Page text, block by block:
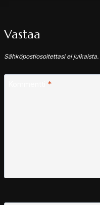
Vastaa
Sähköpostiosoitettasi ei julkaista.
*